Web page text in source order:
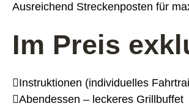
Ausreichend Streckenposten für
Im Preis
Instruktionen (individuelles
Abendessen – leckeres Grillbuffet